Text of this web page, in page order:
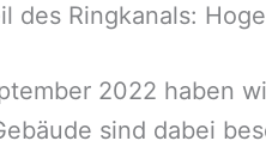
des Ringkanals:
2022 haben
sind dabei